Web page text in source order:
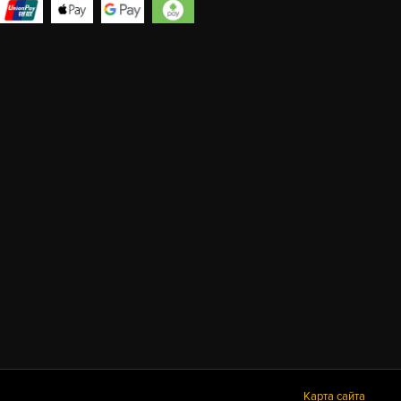
Карта сайта